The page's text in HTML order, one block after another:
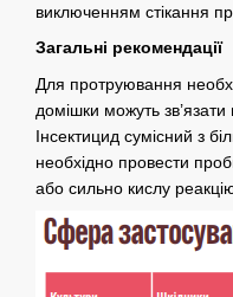
виключенням стікання
Загальні рекомендації
Для протруювання
домішки можуть зв’язати
Інсектицид сумісний з
необхідно провести
або сильно кислу